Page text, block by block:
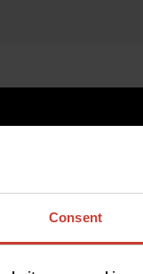
Consent